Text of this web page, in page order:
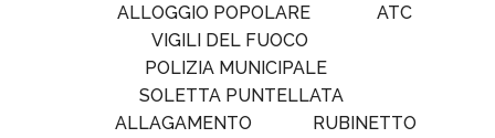
ALLOGGIO POPOLARE
ATC
VIGILI DEL FUOCO
POLIZIA MUNICIPALE
SOLETTA PUNTELLATA
ALLAGAMENTO
RUBINETTO